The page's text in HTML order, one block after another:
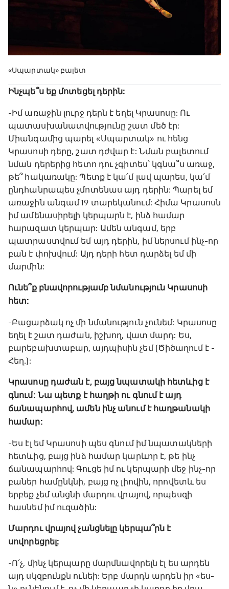
«Սպարտակ» բալետ
Ինչպե՞ս եք մոտեցել դերին:
-Իմ առաջին լուրջ դերն է եղել Կրասոսը: Ու
պատասխանատվությունը շատ մեծ էր:
Միանգամից պարել «Սպարտակ» ու հենց
Կրասոսի դերը, շատ դժվար է: Նման բալետում
նման դերերից հետո դու չգիտես՝ կգնա՞ս առաջ,
թե՞ հակառակը: Պետք է կա՛մ լավ պարես, կա՛մ
ընդհանրապես չմոտենաս այդ դերին: Պարել եմ
առաջին անգամ 19 տարեկանում: Հիմա Կրասոսն
իմ ամենասիրելի կերպարն է, ինձ համար
հարազատ կերպար: Ամեն անգամ, երբ
պատրաստվում եմ այդ դերին, իմ ներսում ինչ-որ
բան է փոխվում: Այդ դերի հետ դարձել եմ մի
մարմին:
Ունե՞ք բնավորությամբ նմանություն Կրասոսի
հետ:
-Բացարձակ ոչ մի նմանություն չունեմ: Կրասոսը
եղել է շատ դաժան, իշխող, վատ մարդ: Ես,
բարեբախտաբար, այդպիսին չեմ (Ծիծաղում է -
Հեղ․):
Կրասոսը դաժան է, բայց նպատակի հետևից է
գնում: Նա պետք է հաղթի ու գնում է այդ
ճանապարհով, ամեն ինչ անում է հաղթանակի
համար:
-Ես էլ եմ Կրասոսի պես գնում իմ նպատակների
հետևից, բայց ինձ համար կարևոր է, թե ինչ
ճանապարհով: Գուցե իմ ու կերպարի մեջ ինչ-որ
բաներ համընկնի, բայց ոչ լիովին, որովետև ես
երբեք չեմ անցնի մարդու վրայով, որպեսզի
հասնեմ իմ ուզածին:
Մարդու վրայով չանցնելը կերպա՞րն է
սովորեցրել:
-Ո՛չ, մինչ կերպարը մարմնավորելն էլ ես արդեն
այդ սկզբունքն ունեի: Երբ մարդն արդեն իր «ես-